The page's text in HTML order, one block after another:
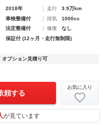
2018年 走行
3.9万km
車検整備付 排気
1000cc
法定整備付 修復
なし
保証付 (12ヶ月・走行無制限)
オプション見積り可
頼する
お気に入り
が見ています